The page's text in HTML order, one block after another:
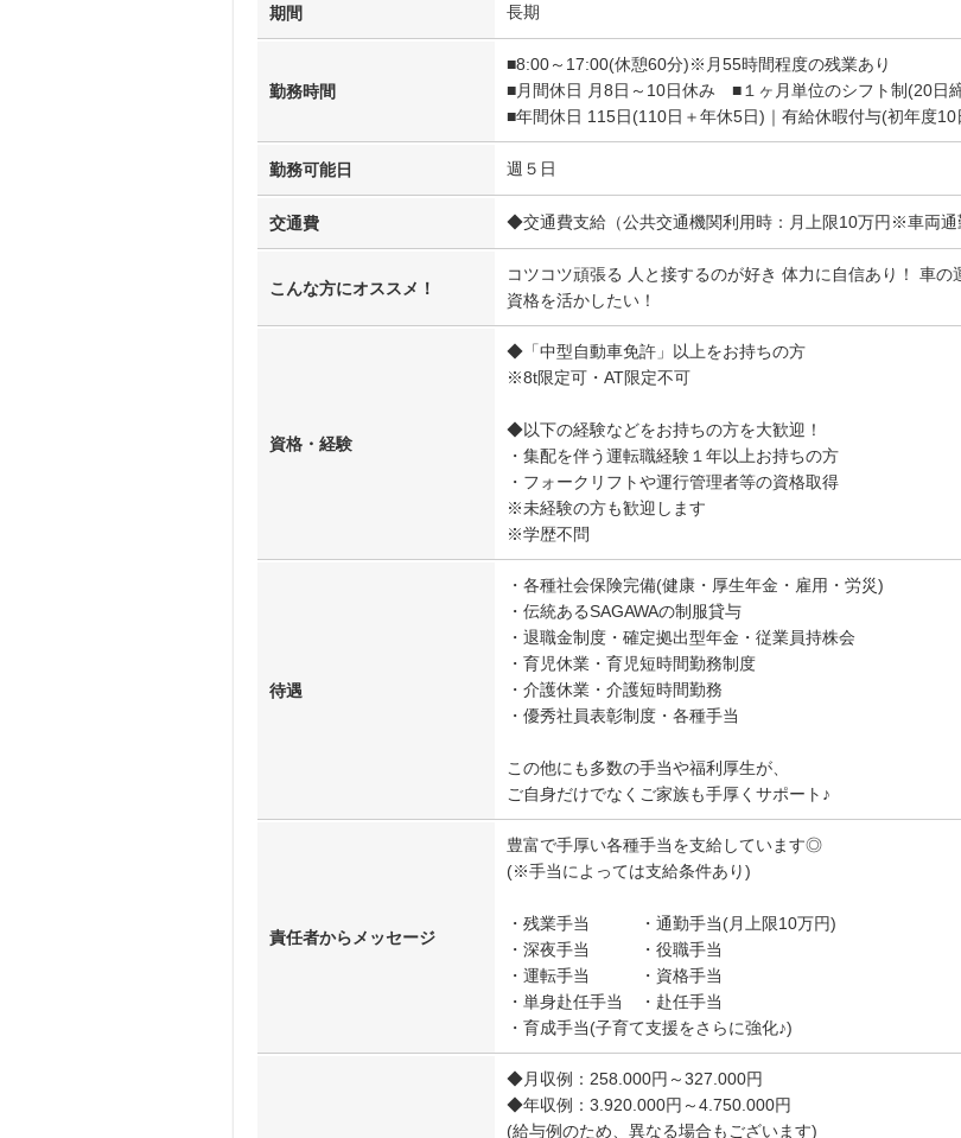
期間 長期
勤務時間
■8:00～17:00(休憩60分)※月55時間程度の残業あり
■月間休日 月8日～10日休み ■１ヶ月単位のシフト制(20日
■年間休日 115日(110日＋年休5日)｜有給休暇付与(初年度
勤務可能日 週５日
交通費 ◆交通費支給（公共交通機関利用時：月上限10万円※車両通
こんな方にオススメ！
コツコツ頑張る 人と接するのが好き 体力に自信あり！ 車
資格を活かしたい！
資格・経験
◆「中型自動車免許」以上をお持ちの方
※8t限定可・AT限定不可
◆以下の経験などをお持ちの方を大歓迎！
・集配を伴う運転職経験１年以上お持ちの方
・フォークリフトや運行管理者等の資格取得
※未経験の方も歓迎します
※学歴不問
待遇
・各種社会保険完備(健康・厚生年金・雇用・労災)
・伝統あるSAGAWAの制服貸与
・退職金制度・確定拠出型年金・従業員持株会
・育児休業・育児短時間勤務制度
・介護休業・介護短時間勤務
・優秀社員表彰制度・各種手当
この他にも多数の手当や福利厚生が、
ご自身だけでなくご家族も手厚くサポート♪
責任者からメッセージ
豊富で手厚い各種手当を支給しています◎
(※手当によっては支給条件あり)
・残業手当 ・通勤手当(月上限10万円)
・深夜手当 ・役職手当
・運転手当 ・資格手当
・単身赴任手当 ・赴任手当
・育成手当(子育て支援をさらに強化♪)
◆月収例：258.000円～327.000円
◆年収例：3.920.000円～4.750.000円
(給与例のため、異なる場合もございます)